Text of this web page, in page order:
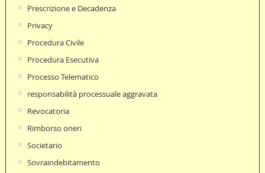
Prescrizione e Decadenza
Privacy
Procedura Civile
Procedura Esecutiva
Processo Telematico
responsabilità processuale aggravata
Revocatoria
Rimborso oneri
Societario
Sovraindebitamento